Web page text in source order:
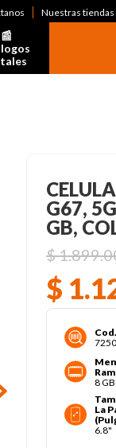
Nuestras tiendas
G67,
GB,
$1.899.
$ 1.
Cod.
Ram
8 GB
La
6.8"